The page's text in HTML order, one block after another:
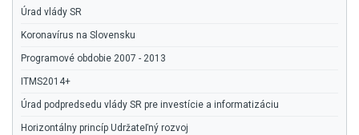
Úrad vlády SR
Koronavírus na Slovensku
Programové obdobie 2007 - 2013
ITMS2014+
Úrad podpredsedu vlády SR pre investície a informatizáciu
Horizontálny princíp Udržateľný rozvoj